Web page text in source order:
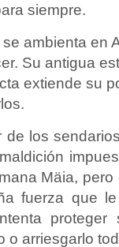
siempre.
ambienta en
Su antigua
extiende su
de los
Mäia,
fuerza que
o arriesgarlo